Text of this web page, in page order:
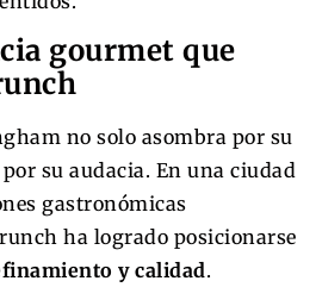
gourmet que
no solo asombra por su
su audacia. En una ciudad
gastronómicas
ha logrado posicionarse
y calidad.